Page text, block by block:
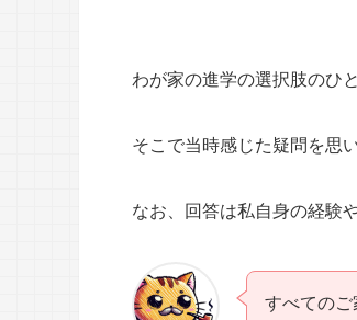
わが家の進学の選択肢のひ
そこで当時感じた疑問を思い
なお、回答は私自身の経験
すべての